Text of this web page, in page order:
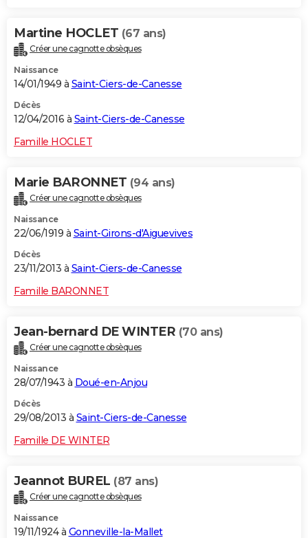
Martine HOCLET (67 ans)
Créer une cagnotte obsèques
Naissance
14/01/1949 à Saint-Ciers-de-Canesse
Décès
12/04/2016 à Saint-Ciers-de-Canesse
Famille HOCLET
Marie BARONNET (94 ans)
Créer une cagnotte obsèques
Naissance
22/06/1919 à Saint-Girons-d'Aiguevives
Décès
23/11/2013 à Saint-Ciers-de-Canesse
Famille BARONNET
Jean-bernard DE WINTER (70 ans)
Créer une cagnotte obsèques
Naissance
28/07/1943 à Doué-en-Anjou
Décès
29/08/2013 à Saint-Ciers-de-Canesse
Famille DE WINTER
Jeannot BUREL (87 ans)
Créer une cagnotte obsèques
Naissance
19/11/1924 à Gonneville-la-Mallet